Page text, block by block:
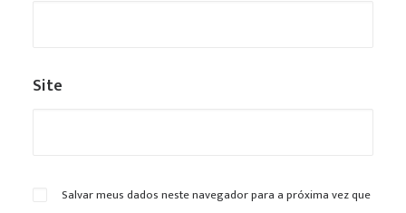
Site
Salvar meus dados neste navegador para a próxima vez que